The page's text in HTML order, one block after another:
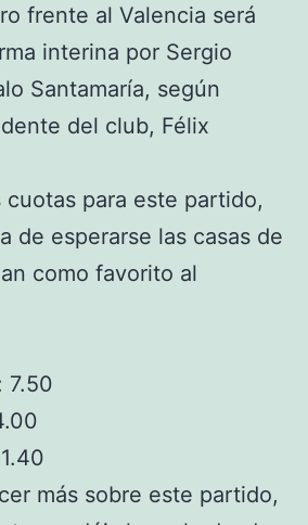
frente al Valencia será
interina por Sergio
Santamaría, según
del club, Félix
para este partido,
de esperarse las casas de
como favorito al
7.50
más sobre este partido,